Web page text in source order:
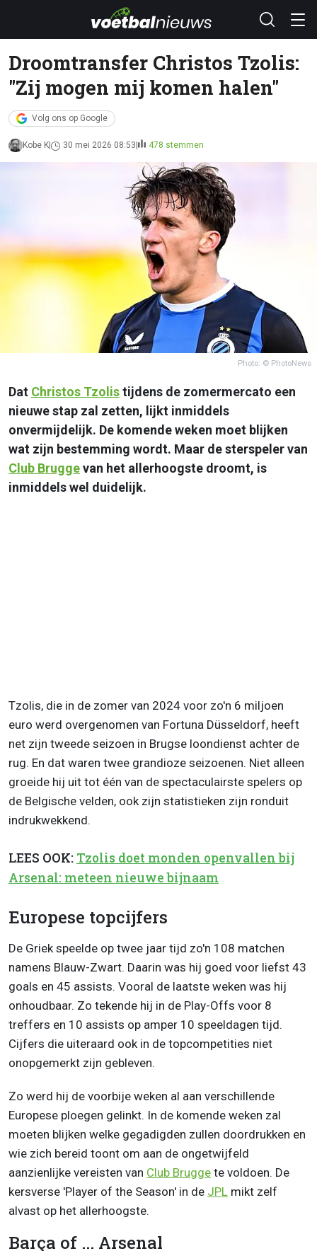
Droomtransfer Christos Tzolis:
"Zij mogen mij komen halen"
Volg ons op Google
Kobe K 30 mei 2026 08:53 478 stemmen
Photo: © PhotoNews
Dat Christos Tzolistijdens de zomermercato een
nieuwe stap zal zetten, lijkt inmiddels
onvermijdelijk. De komende weken moet blijken
wat zijn bestemming wordt. Maar de sterspeler van
Club Bruggevan het allerhoogste droomt, is
inmiddels wel duidelijk.
Tzolis, die in de zomer van 2024 voor zo'n 6 miljoen
euro werd overgenomen van Fortuna Düsseldorf, heeft
net zijn tweede seizoen in Brugse loondienst achter de
rug. En dat waren twee grandioze seizoenen. Niet alleen
groeide hij uit tot één van de spectaculairste spelers op
de Belgische velden, ook zijn statistieken zijn ronduit
indrukwekkend.
LEES OOK: Tzolis doet monden openvallen bij
Arsenal: meteen nieuwe bijnaam
Europese topcijfers
De Griek speelde op twee jaar tijd zo'n 108 matchen
namens Blauw-Zwart. Daarin was hij goed voor liefst 43
goals en 45 assists. Vooral de laatste weken was hij
onhoudbaar. Zo tekende hij in de Play-Offs voor 8
treffers en 10 assists op amper 10 speeldagen tijd.
Cijfers die uiteraard ook in de topcompetities niet
onopgemerkt zijn gebleven.
Zo werd hij de voorbije weken al aan verschillende
Europese ploegen gelinkt. In de komende weken zal
moeten blijken welke gegadigden zullen doordrukken en
wie zich bereid toont om aan de ongetwijfeld
aanzienlijke vereisten van Club Brugge te voldoen. De
kersverse 'Player of the Season' in de JPL mikt zelf
alvast op het allerhoogste.
Barça of ... Arsenal